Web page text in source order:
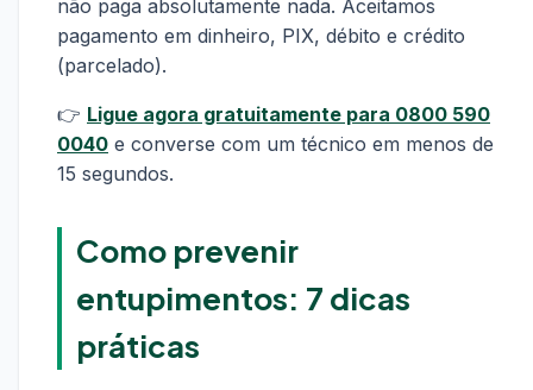
não paga absolutamente nada. Aceitamos
pagamento em dinheiro, PIX, débito e crédito
(parcelado).
👉 Ligue agora gratuitamente para 0800 590
0040 e converse com um técnico em menos de
15 segundos.
Como prevenir
entupimentos: 7 dicas
práticas